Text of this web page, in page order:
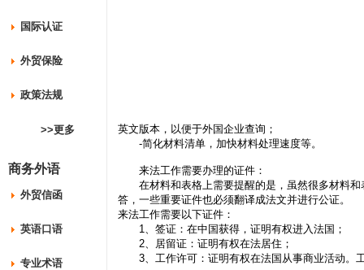
国际认证
外贸保险
政策法规
>>更多
商务外语
外贸信函
英语口语
专业术语
英文版本，以便于外国企业查询；
-简化材料清单，加快材料处理速度等。
来法工作需要办理的证件：
在材料和表格上需要提醒的是，虽然很多材料和
答，一些重要证件也必须翻译成法文并进行公证。
来法工作需要以下证件：
1、签证：在中国获得，证明有权进入法国；
2、居留证：证明有权在法居住；
3、工作许可：证明有权在法国从事商业活动。